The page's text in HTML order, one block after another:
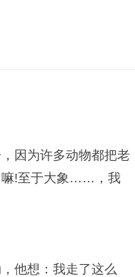
因为许多动物都把老
嘛!至于大象……，我
他想：我走了这么